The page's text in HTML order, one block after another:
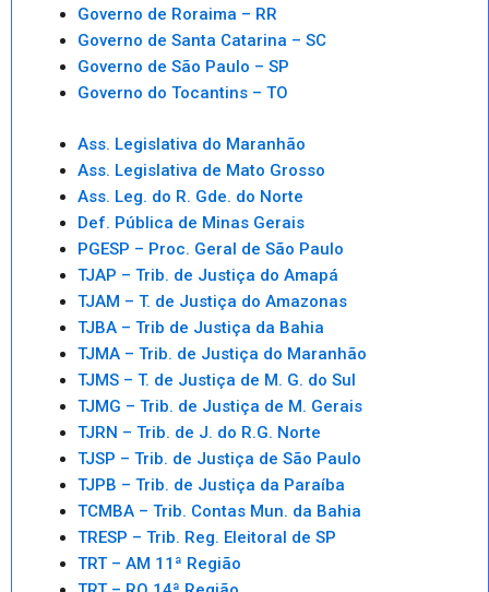
Governo de Roraima – RR
Governo de Santa Catarina – SC
Governo de São Paulo – SP
Governo do Tocantins – TO
Ass. Legislativa do Maranhão
Ass. Legislativa de Mato Grosso
Ass. Leg. do R. Gde. do Norte
Def. Pública de Minas Gerais
PGESP – Proc. Geral de São Paulo
TJAP – Trib. de Justiça do Amapá
TJAM – T. de Justiça do Amazonas
TJBA – Trib de Justiça da Bahia
TJMA – Trib. de Justiça do Maranhão
TJMS – T. de Justiça de M. G. do Sul
TJMG – Trib. de Justiça de M. Gerais
TJRN – Trib. de J. do R.G. Norte
TJSP – Trib. de Justiça de São Paulo
TJPB – Trib. de Justiça da Paraíba
TCMBA – Trib. Contas Mun. da Bahia
TRESP – Trib. Reg. Eleitoral de SP
TRT – AM 11ª Região